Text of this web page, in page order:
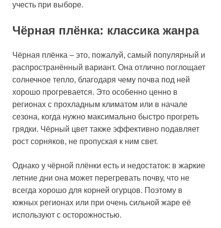
учесть при выборе.
Чёрная плёнка: классика жанра
Чёрная плёнка – это, пожалуй, самый популярный и
распространённый вариант. Она отлично поглощает
солнечное тепло, благодаря чему почва под ней
хорошо прогревается. Это особенно ценно в
регионах с прохладным климатом или в начале
сезона, когда нужно максимально быстро прогреть
грядки. Чёрный цвет также эффективно подавляет
рост сорняков, не пропуская к ним свет.
Однако у чёрной плёнки есть и недостаток: в жаркие
летние дни она может перегревать почву, что не
всегда хорошо для корней огурцов. Поэтому в
южных регионах или при очень сильной жаре её
используют с осторожностью.